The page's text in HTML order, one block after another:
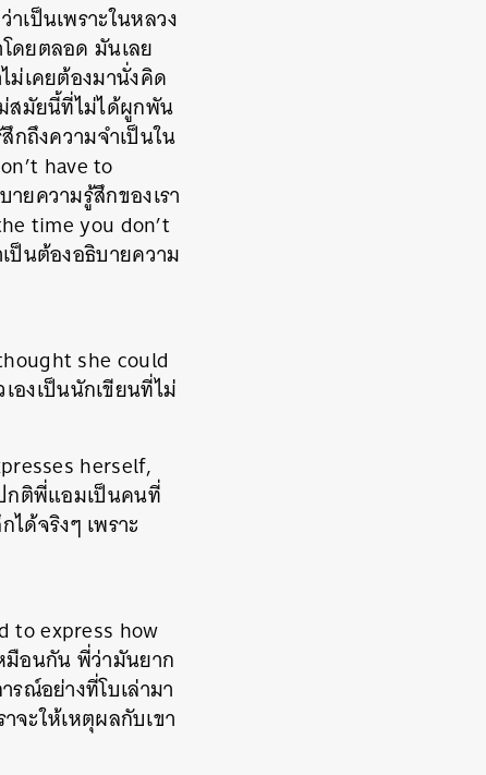
เป็นเพราะในหลวง
ดยตลอด มันเลย
ม่เคยต้องมานั่งคิด
สมัยนี้ที่ไม่ได้ผูกพัน
กถึงความจำเป็นใน
have to
ยความรู้สึกของเรา
time you don’t
ป็นต้องอธิบายความ
she could
งเป็นนักเขียนที่ไม่
herself,
กติพี่แอมเป็นคนที่
ด้จริงๆ เพราะ
to express how
มือนกัน พี่ว่ามันยาก
รณ์อย่างที่โบเล่ามา
จะให้เหตุผลกับเขา